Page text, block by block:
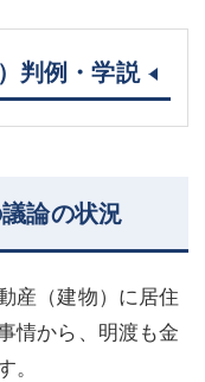
判例・学説
論の状況
産（建物）に居住
情から、明渡も金